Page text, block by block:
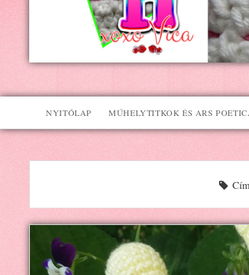
NYITÓLAP MŰHELYTITKOK ÉS ARS